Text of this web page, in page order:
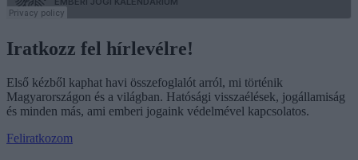
Iratkozz fel hírlevélre!
Első kézből kaphat havi összefoglalót arról, mi történik
Magyarországon és a világban. Hatósági visszaélések, jogállamiság
és minden más, ami emberi jogaink védelmével kapcsolatos.
Feliratkozom